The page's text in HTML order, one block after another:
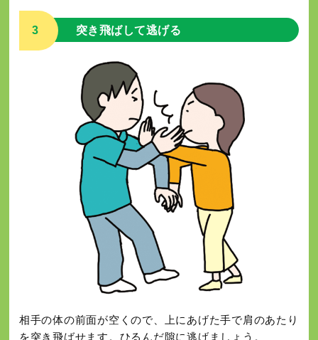
3 突き飛ばして逃げる
相手の体の前面が空くので、上にあげた手で肩のあたり
を突き飛ばせます。ひるんだ隙に逃げましょう。